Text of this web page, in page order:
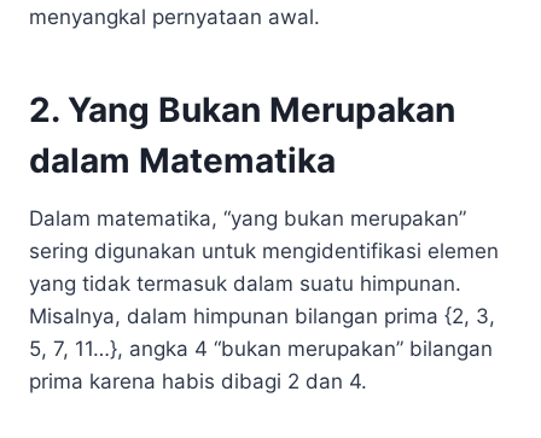
menyangkal pernyataan awal.
2. Yang Bukan Merupakan
dalam Matematika
Dalam matematika, “yang bukan merupakan”
sering digunakan untuk mengidentifikasi elemen
yang tidak termasuk dalam suatu himpunan.
Misalnya, dalam himpunan bilangan prima {2, 3,
5, 7, 11…}, angka 4 “bukan merupakan” bilangan
prima karena habis dibagi 2 dan 4.